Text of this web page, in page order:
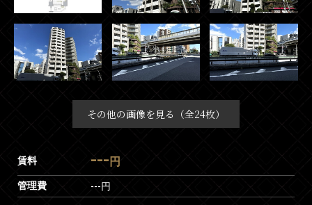
その他の画像を見る（全24枚）
賃料 --- 円
管理費 ---円